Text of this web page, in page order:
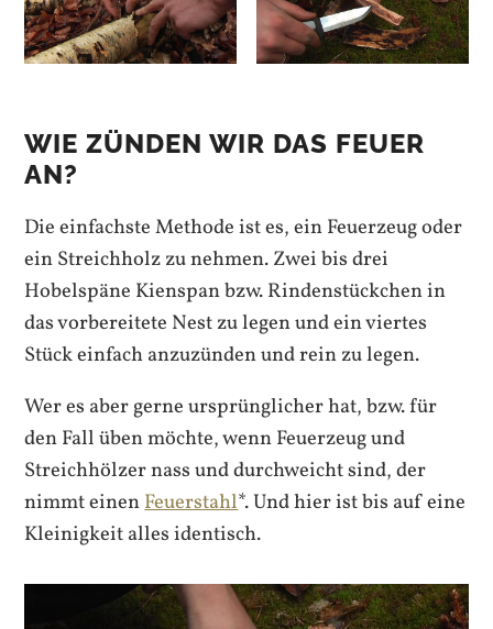
WIE ZÜNDEN WIR DAS FEUER
AN?
Die einfachste Methode ist es, ein Feuerzeug oder
ein Streichholz zu nehmen. Zwei bis drei
Hobelspäne Kienspan bzw. Rindenstückchen in
das vorbereitete Nest zu legen und ein viertes
Stück einfach anzuzünden und rein zu legen.
Wer es aber gerne ursprünglicher hat, bzw. für
den Fall üben möchte, wenn Feuerzeug und
Streichhölzer nass und durchweicht sind, der
nimmt einenFeuerstahl*. Und hier ist bis auf eine
Kleinigkeit alles identisch.